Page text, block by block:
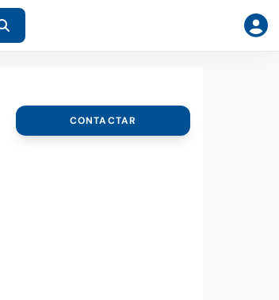
CONTACTAR